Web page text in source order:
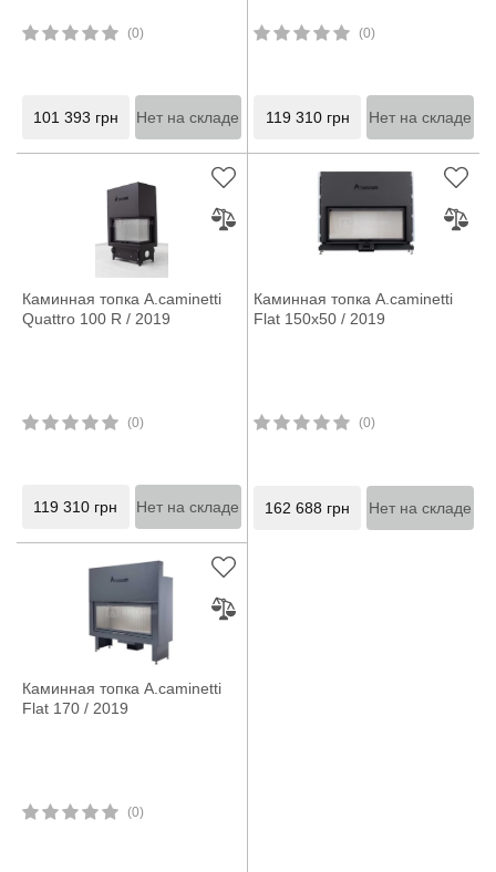
(0)
101 393 грн Нет на складе
(0)
119 310 грн Нет на складе
Каминная топка A.caminetti
Quattro 100 R / 2019
(0)
119 310 грн Нет на складе
Каминная топка A.caminetti
Flat 150x50 / 2019
(0)
162 688 грн Нет на складе
Каминная топка A.caminetti
Flat 170 / 2019
(0)